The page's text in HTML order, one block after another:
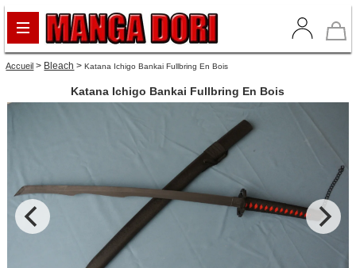
Accueil > Bleach >Katana Ichigo Bankai Fullbring En Bois
Katana Ichigo Bankai Fullbring En Bois